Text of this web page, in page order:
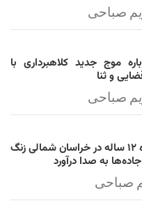
صباحی
موج جدید کلاهبرداری با
و ثنا
صباحی
توقیف پژو ۴۰۵ با راننده ۱۲ ساله در خراسان شمالی زنگ
به صدا درآورد
صباحی